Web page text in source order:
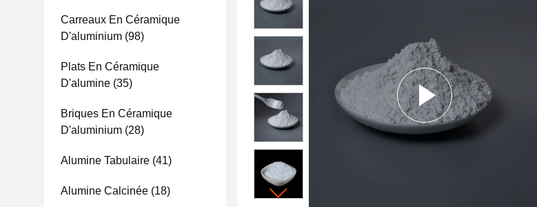
Carreaux En Céramique
D'aluminium (98)
Plats En Céramique
D'alumine (35)
Briques En Céramique
D'aluminium (28)
Alumine Tabulaire (41)
Alumine Calcinée (18)